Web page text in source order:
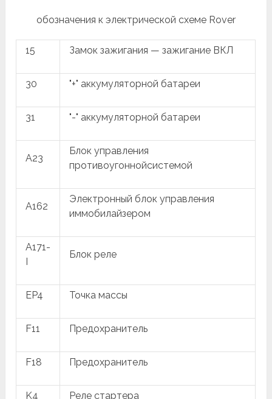
обозначения к электрической схеме Rover
15 Замок зажигания — зажигание ВКЛ
30 "+" аккумуляторной батареи
31 "-" аккумуляторной батареи
A23
Блок управления
противоугоннойсистемой
A162
Электронный блок управления
иммобилайзером
A171-
Блок реле
EP4 Точка массы
F11 Предохранитель
F18 Предохранитель
K4 Реле стартера